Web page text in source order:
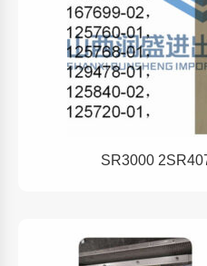
SR3000